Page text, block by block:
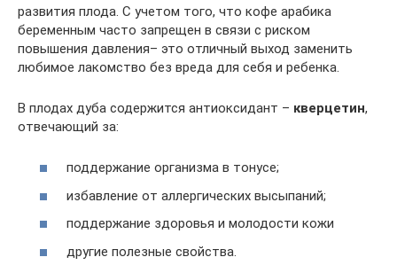
развития плода. С учетом того, что кофе арабика
беременным часто запрещен в связи с риском
повышения давления– это отличный выход заменить
любимое лакомство без вреда для себя и ребенка.
В плодах дуба содержится антиоксидант – кверцетин,
отвечающий за:
поддержание организма в тонусе;
избавление от аллергических высыпаний;
поддержание здоровья и молодости кожи
другие полезные свойства.